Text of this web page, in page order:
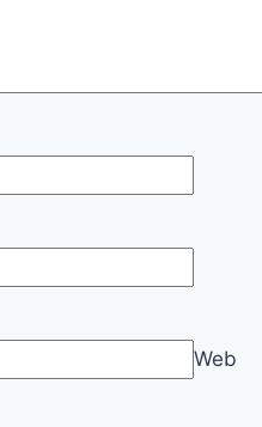
Web